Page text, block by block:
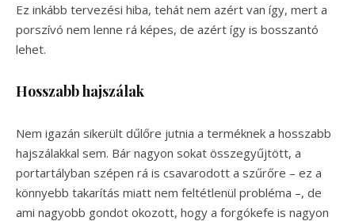
Ez inkább tervezési hiba, tehát nem azért van így, mert a
porszívó nem lenne rá képes, de azért így is bosszantó
lehet.
Hosszabb hajszálak
Nem igazán sikerült dűlőre jutnia a terméknek a hosszabb
hajszálakkal sem. Bár nagyon sokat összegyűjtött, a
portartályban szépen rá is csavarodott a szűrőre – ez a
könnyebb takarítás miatt nem feltétlenül probléma –, de
ami nagyobb gondot okozott, hogy a forgókefe is nagyon